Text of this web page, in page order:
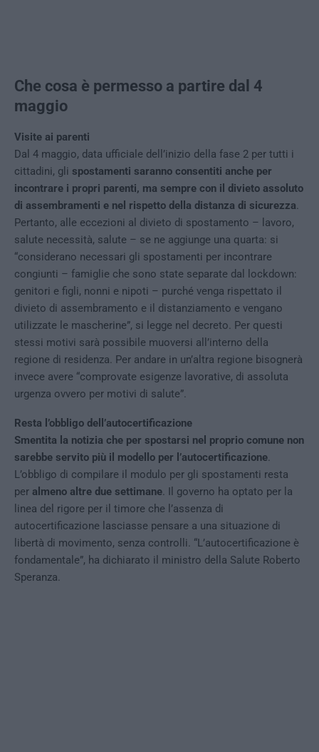
Che cosa è permesso a partire dal 4
maggio
Visite ai parenti
Dal 4 maggio, data ufficiale dell’inizio della fase 2 per tutti i
cittadini, gli spostamenti saranno consentiti anche per
incontrare i propri parenti, ma sempre con il divieto assoluto
di assembramenti e nel rispetto della distanza di sicurezza.
Pertanto, alle eccezioni al divieto di spostamento – lavoro,
salute necessità, salute – se ne aggiunge una quarta: si
“considerano necessari gli spostamenti per incontrare
congiunti – famiglie che sono state separate dal lockdown:
genitori e figli, nonni e nipoti – purché venga rispettato il
divieto di assembramento e il distanziamento e vengano
utilizzate le mascherine”, si legge nel decreto. Per questi
stessi motivi sarà possibile muoversi all’interno della
regione di residenza. Per andare in un’altra regione bisognerà
invece avere “comprovate esigenze lavorative, di assoluta
urgenza ovvero per motivi di salute”.
Resta l’obbligo dell’autocertificazione
Smentita la notizia che per spostarsi nel proprio comune non
sarebbe servito più il modello per l’autocertificazione.
L’obbligo di compilare il modulo per gli spostamenti resta
per almeno altre due settimane. Il governo ha optato per la
linea del rigore per il timore che l’assenza di
autocertificazione lasciasse pensare a una situazione di
libertà di movimento, senza controlli. “L’autocertificazione è
fondamentale”, ha dichiarato il ministro della Salute Roberto
Speranza.